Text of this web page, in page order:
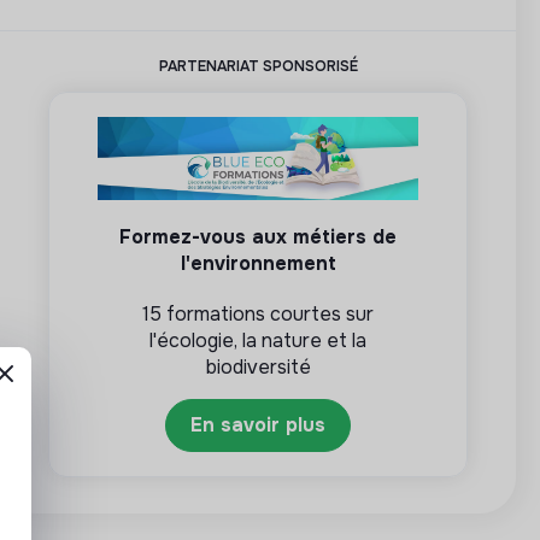
PARTENARIAT SPONSORISÉ
Formez-vous aux métiers de
l'environnement
15 formations courtes sur
l'écologie, la nature et la
biodiversité
En savoir plus